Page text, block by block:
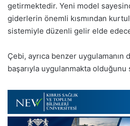
getirmektedir. Yeni model
giderlerin önemli kısmından
sistemiyle düzenli gelir elde
Çebi, ayrıca benzer uygulamanın
başarıyla uygulanmakta olduğunu